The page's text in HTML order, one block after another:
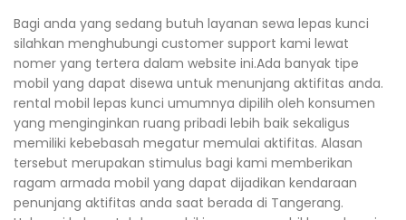
Bagi anda yang sedang butuh layanan sewa lepas kunci
silahkan menghubungi customer support kami lewat
nomer yang tertera dalam website ini.Ada banyak tipe
mobil yang dapat disewa untuk menunjang aktifitas anda.
rental mobil lepas kunci umumnya dipilih oleh konsumen
yang menginginkan ruang pribadi lebih baik sekaligus
memiliki kebebasah megatur memulai aktifitas. Alasan
tersebut merupakan stimulus bagi kami memberikan
ragam armada mobil yang dapat dijadikan kendaraan
penunjang aktifitas anda saat berada di Tangerang.